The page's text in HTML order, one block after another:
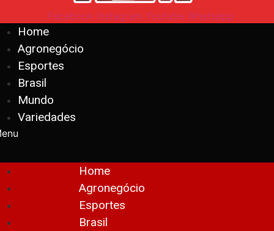
Facebook Instagram Youtube Whatsapp
Home
Agronegócio
Esportes
Brasil
Mundo
Variedades
Home
Agronegócio
Esportes
Brasil